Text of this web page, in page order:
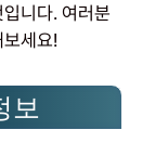
니다. 여러분
세요!
보